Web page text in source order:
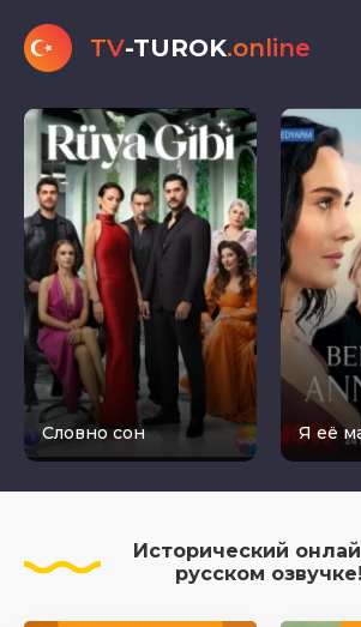
TV-TUROK.online
Словно сон Я её
Исторический
русском озвучке!